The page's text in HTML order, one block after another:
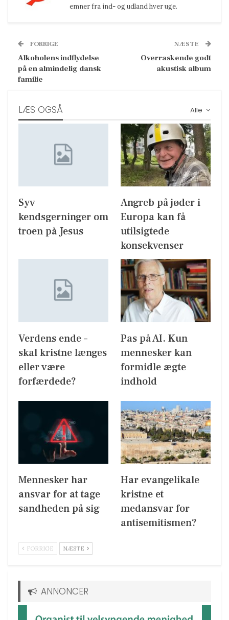
emner fra ind- og udland hver uge.
FORRIGE
Alkoholens indflydelse
på en almindelig dansk
familie
NÆSTE
Overraskende godt
akustisk album
Alle
LÆS OGSÅ
Syv
kendsgerninger om
troen på Jesus
Angreb på jøder i
Europa kan få
utilsigtede
konsekvenser
Verdens ende –
skal kristne længes
eller være
forfærdede?
Pas på AI. Kun
mennesker kan
formidle ægte
indhold
Mennesker har
ansvar for at tage
sandheden på sig
Har evangelikale
kristne et
medansvar for
antisemitismen?
FORRIGE NÆSTE
ANNONCER